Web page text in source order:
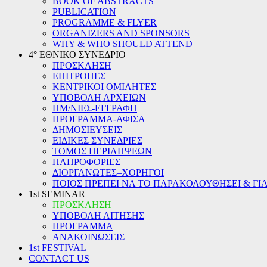
PUBLICATION
PROGRAMME & FLYER
ORGANIZERS AND SPONSORS
WHY & WHO SHOULD ATTEND
4° ΕΘΝΙΚΟ ΣΥΝΕΔΡΙΟ
ΠΡΟΣΚΛΗΣΗ
ΕΠΙΤΡΟΠΕΣ
ΚΕΝΤΡΙΚΟΙ ΟΜΙΛΗΤΕΣ
ΥΠΟΒΟΛΗ ΑΡΧΕΙΩΝ
ΗΜ/ΝΙΕΣ-ΕΓΓΡΑΦΗ
ΠΡΟΓΡΑΜΜΑ-ΑΦΙΣΑ
ΔΗΜΟΣΙΕΥΣΕΙΣ
ΕΙΔΙΚΕΣ ΣΥΝΕΔΡΙΕΣ
ΤΟΜΟΣ ΠΕΡΙΛΗΨΕΩΝ
ΠΛΗΡΟΦΟΡΙΕΣ
ΔΙΟΡΓΑΝΩΤΕΣ–ΧΟΡΗΓΟΙ
ΠΟΙΟΣ ΠΡΕΠΕΙ ΝΑ ΤΟ ΠΑΡΑΚΟΛΟΥΘΗΣΕΙ &
1st SEMINAR
ΠΡΟΣΚΛΗΣΗ
ΥΠΟΒΟΛΗ ΑΙΤΗΣΗΣ
ΠΡΟΓΡΑΜΜΑ
ΑΝΑΚΟΙΝΩΣΕΙΣ
1st FESTIVAL
CONTACT US